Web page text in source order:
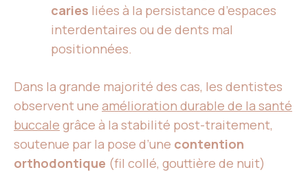
caries liées à la persistance d’espaces
interdentaires ou de dents mal
positionnées.
Dans la grande majorité des cas, les dentistes
observent une amélioration durable de la santé
buccale grâce à la stabilité post-traitement,
soutenue par la pose d’une contention
orthodontique (fil collé, gouttière de nuit)